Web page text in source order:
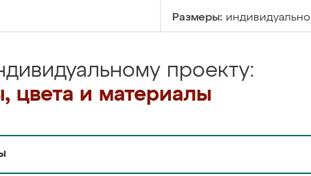
Размеры:
проекту:
цвета и материалы